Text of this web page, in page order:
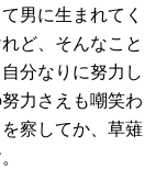
男に生まれてく
ど、そんなこと
分なりに努力し
力さえも嘲笑わ
察してか、草薙